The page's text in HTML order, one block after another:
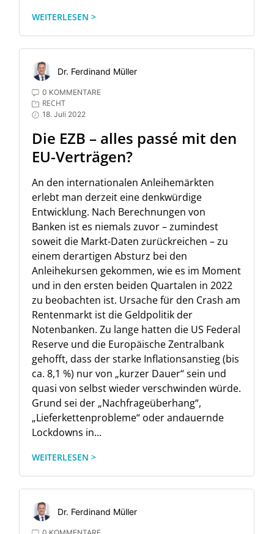
WEITERLESEN >
Dr. Ferdinand Müller
0 KOMMENTARE
RECHT
18. Juli 2022
Die EZB – alles passé mit den
EU-Verträgen?
An den internationalen Anleihemärkten
erlebt man derzeit eine denkwürdige
Entwicklung. Nach Berechnungen von
Banken ist es niemals zuvor – zumindest
soweit die Markt-Daten zurückreichen – zu
einem derartigen Absturz bei den
Anleihekursen gekommen, wie es im Moment
und in den ersten beiden Quartalen in 2022
zu beobachten ist. Ursache für den Crash am
Rentenmarkt ist die Geldpolitik der
Notenbanken. Zu lange hatten die US Federal
Reserve und die Europäische Zentralbank
gehofft, dass der starke Inflationsanstieg (bis
ca. 8,1 %) nur von „kurzer Dauer“ sein und
quasi von selbst wieder verschwinden würde.
Grund sei der „Nachfrageüberhang“,
„Lieferkettenprobleme“ oder andauernde
Lockdowns in...
WEITERLESEN >
Dr. Ferdinand Müller